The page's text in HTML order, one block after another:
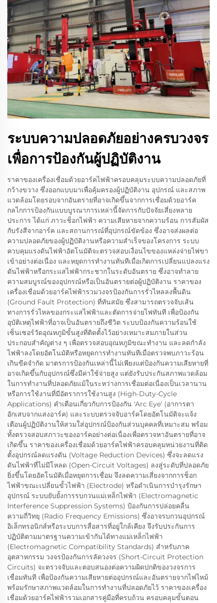
ระบบความปลอดภัยอย่างครบวงจร
เพื่อการป้องกันผู้ปฏิบัติงาน
ราคาของเครื่องเชื่อมด้วยอาร์คไฟฟ้าครอบคลุมระบบความปลอดภัยที่
กว้างขวาง ซึ่งออกแบบมาเพื่อคุ้มครองผู้ปฏิบัติงาน อุปกรณ์ และสภาพ
แวดล้อมโดยรอบจากอันตรายที่อาจเกิดขึ้นจากการเชื่อมด้วยอาร์ค
กลไกการป้องกันแบบบูรณาการเหล่านี้จัดการกับปัจจัยเสี่ยงหลาย
ประการ ได้แก่ ภาวะช็อกไฟฟ้า ความเสียหายจากความร้อน การสัมผัส
กับรังสีจากอาร์ค และสถานการณ์ที่อุปกรณ์ขัดข้อง ซึ่งอาจส่งผลต่อ
ความปลอดภัยของผู้ปฏิบัติงานหรือความสำเร็จของโครงการ ระบบ
ควบคุมแรงดันไฟฟ้าอัตโนมัติจะตรวจสอบเงื่อนไขของแหล่งจ่ายไฟขา
เข้าอย่างต่อเนื่อง และหยุดการทำงานทันทีเมื่อเกิดการเปลี่ยนแปลงแรง
ดันไฟฟ้าหรือกระแสไฟฟ้ากระชากในระดับอันตราย ซึ่งอาจทำลาย
ความสมบูรณ์ของอุปกรณ์หรือเป็นอันตรายต่อผู้ปฏิบัติงาน ราคาของ
เครื่องเชื่อมด้วยอาร์คไฟฟ้ารวมวงจรป้องกันการรั่วไหลลงพื้นดิน
(Ground Fault Protection) ที่ทันสมัย ซึ่งสามารถตรวจจับเส้น
ทางการรั่วไหลของกระแสไฟฟ้าและตัดการจ่ายไฟทันที เพื่อป้องกัน
อุบัติเหตุไฟฟ้าที่อาจเป็นอันตรายถึงชีวิต ระบบป้องกันความร้อนใช้
เซ็นเซอร์วัดอุณหภูมิขั้นสูงที่ติดตั้งไว้อย่างเหมาะสมภายในส่วน
ประกอบสำคัญต่าง ๆ เพื่อตรวจสอบอุณหภูมิขณะทำงาน และลดกำลัง
ไฟฟ้าลงโดยอัตโนมัติหรือหยุดการทำงานทันทีเมื่อตรวจพบภาวะร้อน
เกินขีดจำกัด มาตรการป้องกันเหล่านี้ไม่เพียงแต่ป้องกันความเสียหายที่
อาจเกิดขึ้นกับอุปกรณ์ซึ่งมีค่าใช้จ่ายสูง แต่ยังรับประกันสภาพแวดล้อม
ในการทำงานที่ปลอดภัยแม้ในระหว่างการเชื่อมต่อเนื่องเป็นเวลานาน
หรือการใช้งานที่มีอัตราการใช้งานสูง (High-Duty-Cycle
Applications) คำเตือนเกี่ยวกับการป้องกัน 'Arc Eye' (อาการตา
อักเสบจากแสงอาร์ค) และระบบตรวจจับอาร์คโดยอัตโนมัติจะแจ้ง
เตือนผู้ปฏิบัติงานให้สวมใส่อุปกรณ์ป้องกันส่วนบุคคลที่เหมาะสม พร้อม
ทั้งตรวจสอบสภาวะของอาร์คอย่างต่อเนื่องเพื่อตรวจหาอันตรายที่อาจ
เกิดขึ้น ราคาของเครื่องเชื่อมด้วยอาร์คไฟฟ้าครอบคลุมหน่วยงานที่ติด
ตั้งอุปกรณ์ลดแรงดัน (Voltage Reduction Devices) ซึ่งจะลดแรง
ดันไฟฟ้าที่ไม่มีโหลด (Open-Circuit Voltages) ลงสู่ระดับที่ปลอดภัย
ยิ่งขึ้นโดยอัตโนมัติเมื่อหยุดการเชื่อม จึงลดความเสี่ยงจากการช็อก
ไฟฟ้าขณะเปลี่ยนขั้วไฟฟ้า (Electrode) หรือดำเนินการบำรุงรักษา
อุปกรณ์ ระบบยับยั้งการรบกวนแม่เหล็กไฟฟ้า (Electromagnetic
Interference Suppression Systems) ป้องกันการปล่อยคลื่น
ความถี่วิทยุ (Radio Frequency Emissions) ซึ่งอาจรบกวนอุปกรณ์
อิเล็กทรอนิกส์หรือระบบการสื่อสารที่อยู่ใกล้เคียง จึงรับประกันการ
ปฏิบัติตามมาตรฐานความเข้ากันได้ทางแม่เหล็กไฟฟ้า
(Electromagnetic Compatibility Standards) สำหรับภาค
อุตสาหกรรม วงจรป้องกันการลัดวงจร (Short-Circuit Protection
Circuits) จะตรวจจับและตอบสนองต่อความผิดปกติของวงจรการ
เชื่อมทันที เพื่อป้องกันความเสียหายต่ออุปกรณ์และอันตรายจากไฟไหม้
พร้อมรักษาสภาพแวดล้อมในการทำงานที่ปลอดภัยไว้ ราคาของเครื่อง
เชื่อมด้วยอาร์คไฟฟ้ารวมเอกสารคู่มือที่ครบถ้วน ครอบคลุมขั้นตอน